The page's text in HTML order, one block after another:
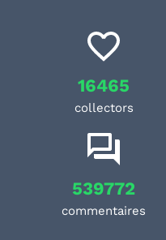
16465
collectors
539772
commentaires